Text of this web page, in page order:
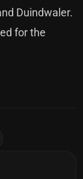
Duindwaler.
for the